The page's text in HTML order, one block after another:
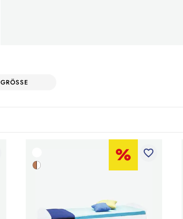
GRÖSSE
favorite_border